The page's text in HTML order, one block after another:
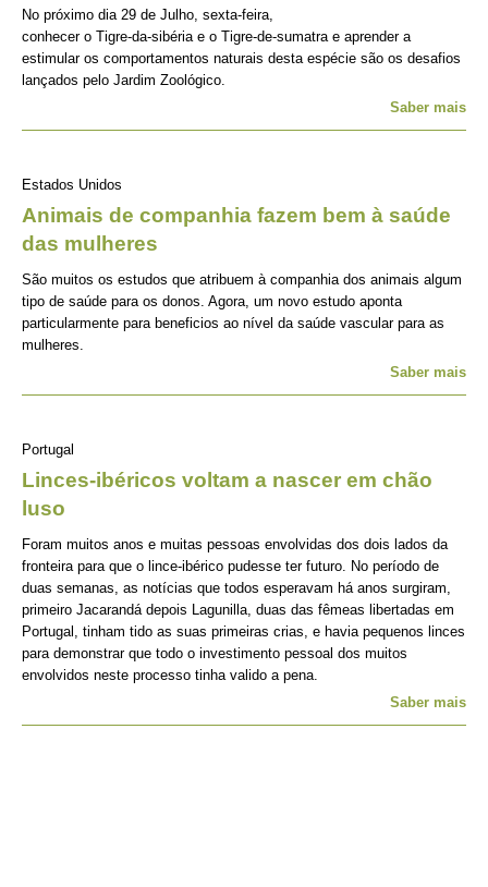
No próximo dia 29 de Julho, sexta-feira,
conhecer o Tigre-da-sibéria e o Tigre-de-sumatra e aprender a
estimular os comportamentos naturais desta espécie são os desafios
lançados pelo Jardim Zoológico.
Saber mais
Estados Unidos
Animais de companhia fazem bem à saúde
das mulheres
São muitos os estudos que atribuem à companhia dos animais algum
tipo de saúde para os donos. Agora, um novo estudo aponta
particularmente para beneficios ao nível da saúde vascular para as
mulheres.
Saber mais
Portugal
Linces-ibéricos voltam a nascer em chão
luso
Foram muitos anos e muitas pessoas envolvidas dos dois lados da
fronteira para que o lince-ibérico pudesse ter futuro. No período de
duas semanas, as notícias que todos esperavam há anos surgiram,
primeiro Jacarandá depois Lagunilla, duas das fêmeas libertadas em
Portugal, tinham tido as suas primeiras crias, e havia pequenos linces
para demonstrar que todo o investimento pessoal dos muitos
envolvidos neste processo tinha valido a pena.
Saber mais